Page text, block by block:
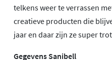
telkens weer te verrassen
creatieve producten die
jaar en daar zijn ze super
Gegevens Sanibell